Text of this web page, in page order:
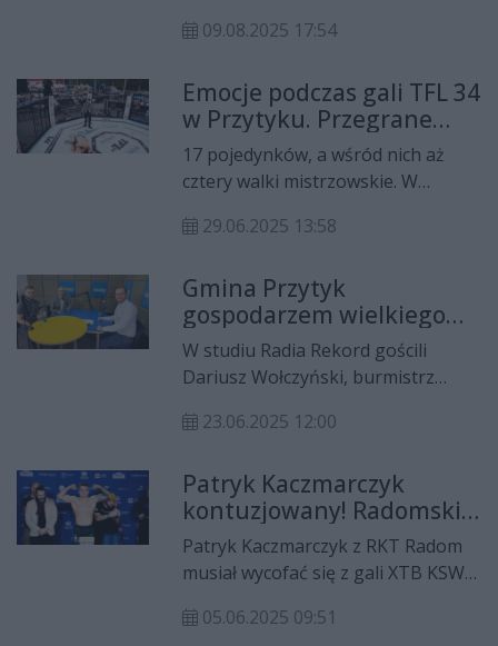
09.08.2025 17:54
Emocje podczas gali TFL 34
w Przytyku. Przegrane
lokalnych wojowników
17 pojedynków, a wśród nich aż
cztery walki mistrzowskie. W
zabrakło emocji. Swoje walki
29.06.2025 13:58
Gmina Przytyk
gospodarzem wielkiego
wydarzenia MMA – gala
TFL 34 już 28 czerwca
W studiu Radia Rekord gościli
Dariusz Wołczyński, burmistrz
zawodnik RKT Radom i jeden z
28 czerwca odbędzie się w
Słowikowie. W rozmowie z
Krzysztofem Domagałą
opowiedzieli m.in. o kulisach
organizacji wydarzenia, rosnącej
popularności sportów walki w
23.06.2025 12:00
Patryk Kaczmarczyk
kontuzjowany! Radomski
wojownik nie powalczy na
XTB KSW 108!
Patryk Kaczmarczyk z RKT Radom
musiał wycofać się z gali XTB KSW
05.06.2025 09:51